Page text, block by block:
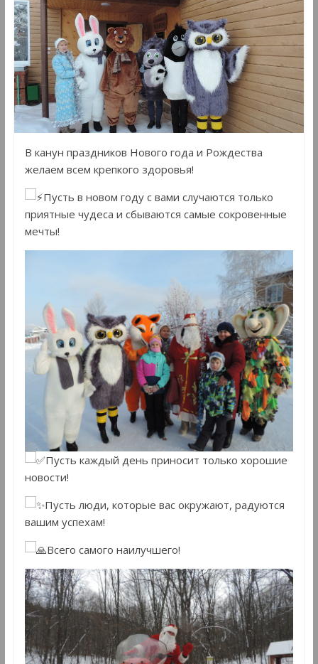
В канун праздников Нового года и Рождества
желаем всем крепкого здоровья!
Пусть в новом году с вами случаются только
приятные чудеса и сбываются самые сокровенные
мечты!
Пусть каждый день приносит только хорошие
новости!
Пусть люди, которые вас окружают, радуются
вашим успехам!
Всего самого наилучшего!